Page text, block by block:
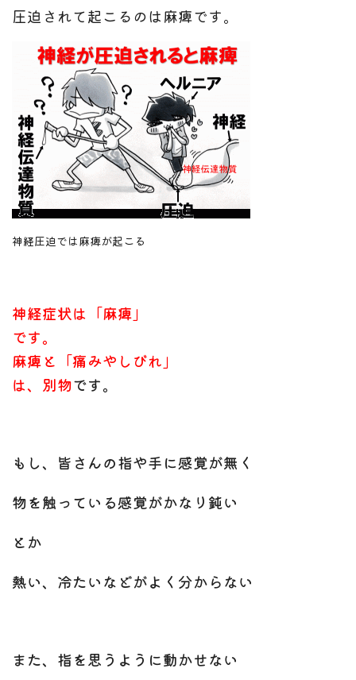
圧迫されて起こるのは麻痺です。
神経圧迫では麻痺が起こる
神経症状は「麻痺」
です。
麻痺と「痛みやしびれ」
は、別物です。
もし、皆さんの指や手に感覚が無く
物を触っている感覚がかなり鈍い
とか
熱い、冷たいなどがよく分からない
また、指を思うように動かせない